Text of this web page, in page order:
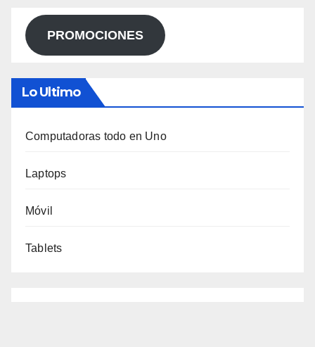
PROMOCIONES
Lo Ultimo
Computadoras todo en Uno
Laptops
Móvil
Tablets